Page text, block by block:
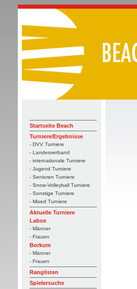
Startseite Beach
Turniere/Ergebnisse
- DVV Turniere
- Landesverband
- internationale Turniere
- Jugend Turniere
- Senioren Turniere
- Snow-Volleyball Turniere
- Sonstige Turniere
- Mixed Turniere
Aktuelle Turniere
Laboe
- Männer
- Frauen
Borkum
- Männer
- Frauen
Ranglisten
Spielersuche